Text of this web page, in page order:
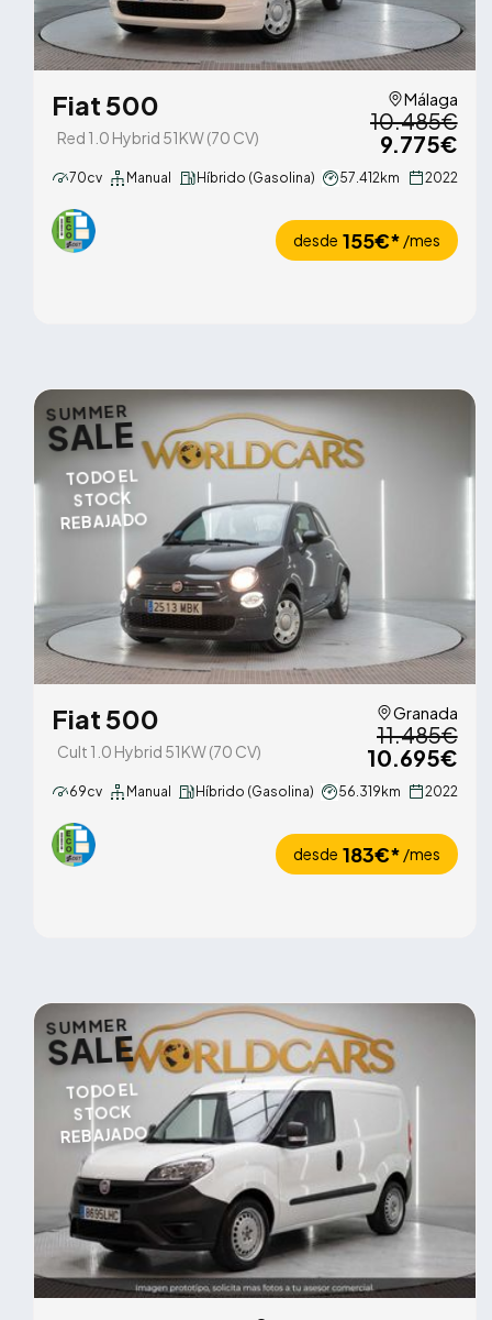
Fiat 500
Red 1.0 Hybrid 51KW (70 CV)
Málaga
10.485€
9.775€
70cv Manual Híbrido (Gasolina) 57.412km 2022
desde 155€* /mes
SUMMER
SALE
TODO EL
STOCK
REBAJADO
Fiat 500
Cult 1.0 Hybrid 51KW (70 CV)
Granada
11.485€
10.695€
69cv Manual Híbrido (Gasolina) 56.319km 2022
desde 183€* /mes
SUMMER
SALE
TODO EL
STOCK
REBAJADO